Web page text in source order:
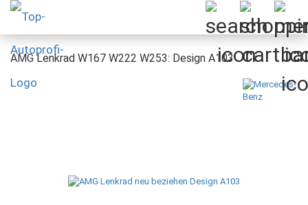
AMG Lenkrad W167 W222 W253: Design A103